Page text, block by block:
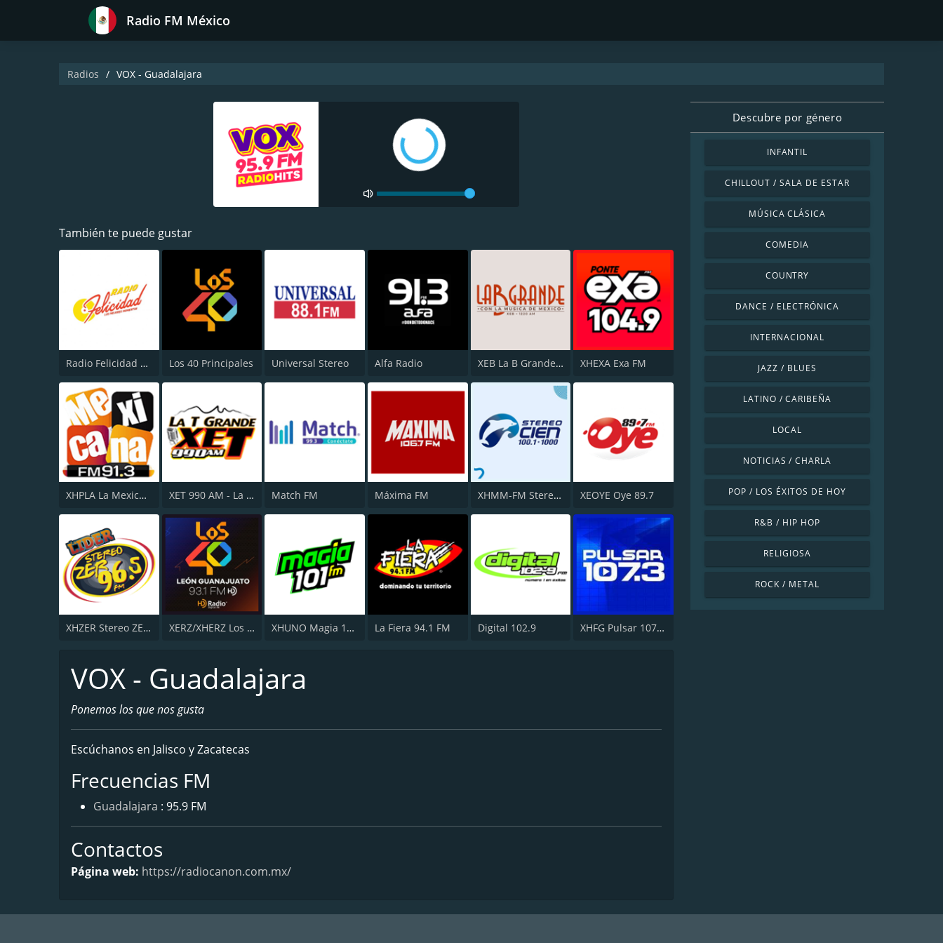
Radio FM México
Radios VOX - Guadalajara
También te puede gustar
Radio Felicidad 1180 AM Los 40 Principales Universal Stereo Alfa Radio XEB La B Grande 1220 AM XHEXA Exa FM
XHPLA La Mexicana - Aguascalientes XET 990 AM - La T Grande Match FM Máxima FM XHMM-FM Stereo Cien 100.1 XEOYE Oye 89.7
XHZER Stereo ZER 96.5 XERZ/XHERZ Los 40 Principales - León XHUNO Magia 101 FM La Fiera 94.1 FM Digital 102.9 XHFG Pulsar 107.3 FM
VOX - Guadalajara
Ponemos los que nos gusta
Escúchanos en Jalisco y Zacatecas
Frecuencias FM
Guadalajara : 95.9 FM
Contactos
Página web: https://radiocanon.com.mx/
Descubre por género
INFANTIL
CHILLOUT / SALA DE ESTAR
MÚSICA CLÁSICA
COMEDIA
COUNTRY
DANCE / ELECTRÓNICA
INTERNACIONAL
JAZZ / BLUES
LATINO / CARIBEÑA
LOCAL
NOTICIAS / CHARLA
POP / LOS ÉXITOS DE HOY
R&B / HIP HOP
RELIGIOSA
ROCK / METAL